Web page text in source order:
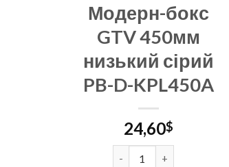
Модерн-бокс
GTV 450мм
низький сірий
PB-D-KPL450A
24,60$